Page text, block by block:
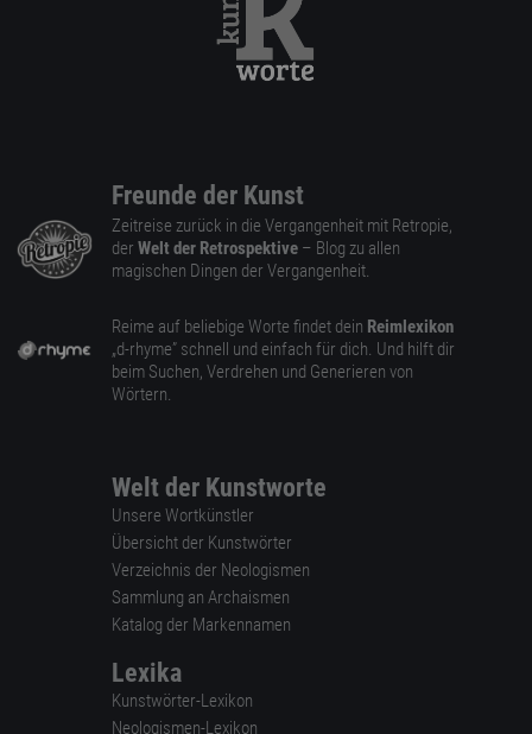
Freunde der Kunst
Zeitreise zurück in die Vergangenheit mit Retropie,
der Welt der Retrospektive – Blog zu allen
magischen Dingen der Vergangenheit.
Reime auf beliebige Worte findet dein Reimlexikon
„d-rhyme” schnell und einfach für dich. Und hilft dir
beim Suchen, Verdrehen und Generieren von
Wörtern.
Welt der Kunstworte
Unsere Wortkünstler
Übersicht der Kunstwörter
Verzeichnis der Neologismen
Sammlung an Archaismen
Katalog der Markennamen
Lexika
Kunstwörter-Lexikon
Neologismen-Lexikon